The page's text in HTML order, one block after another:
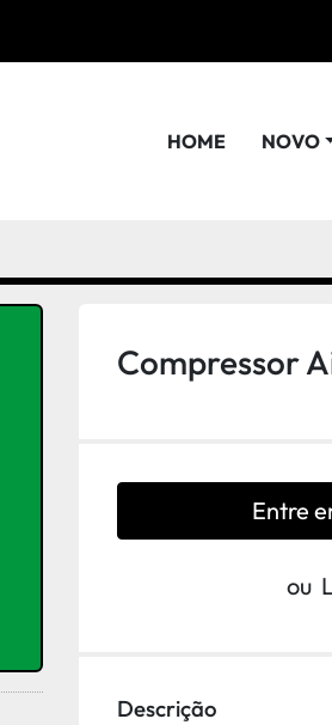
HOME NOVO
Compressor
Entre
ou
Descrição